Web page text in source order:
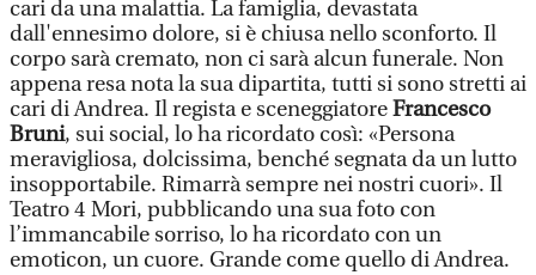
cari da una malattia. La famiglia, devastata
dall'ennesimo dolore, si è chiusa nello sconforto. Il
corpo sarà cremato, non ci sarà alcun funerale. Non
appena resa nota la sua dipartita, tutti si sono stretti ai
cari di Andrea. Il regista e sceneggiatoreFrancesco
Bruni, sui social, lo ha ricordato così: «Persona
meravigliosa, dolcissima, benché segnata da un lutto
insopportabile. Rimarrà sempre nei nostri cuori». Il
Teatro 4 Mori, pubblicando una sua foto con
l’immancabile sorriso, lo ha ricordato con un
emoticon, un cuore. Grande come quello di Andrea.